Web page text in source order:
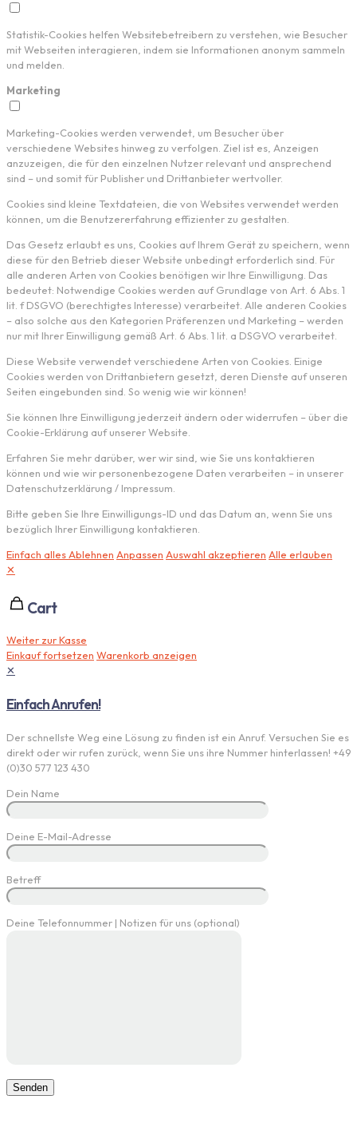
Statistik-Cookies helfen Websitebetreibern zu verstehen, wie Besucher
mit Webseiten interagieren, indem sie Informationen anonym sammeln
und melden.
Marketing
Marketing-Cookies werden verwendet, um Besucher über
verschiedene Websites hinweg zu verfolgen. Ziel ist es, Anzeigen
anzuzeigen, die für den einzelnen Nutzer relevant und ansprechend
sind – und somit für Publisher und Drittanbieter wertvoller.
Cookies sind kleine Textdateien, die von Websites verwendet werden
können, um die Benutzererfahrung effizienter zu gestalten.
Das Gesetz erlaubt es uns, Cookies auf Ihrem Gerät zu speichern, wenn
diese für den Betrieb dieser Website unbedingt erforderlich sind. Für
alle anderen Arten von Cookies benötigen wir Ihre Einwilligung. Das
bedeutet: Notwendige Cookies werden auf Grundlage von Art. 6 Abs. 1
lit. f DSGVO (berechtigtes Interesse) verarbeitet. Alle anderen Cookies
– also solche aus den Kategorien Präferenzen und Marketing – werden
nur mit Ihrer Einwilligung gemäß Art. 6 Abs. 1 lit. a DSGVO verarbeitet.
Diese Website verwendet verschiedene Arten von Cookies. Einige
Cookies werden von Drittanbietern gesetzt, deren Dienste auf unseren
Seiten eingebunden sind. So wenig wie wir können!
Sie können Ihre Einwilligung jederzeit ändern oder widerrufen – über die
Cookie-Erklärung auf unserer Website.
Erfahren Sie mehr darüber, wer wir sind, wie Sie uns kontaktieren
können und wie wir personenbezogene Daten verarbeiten – in unserer
Datenschutzerklärung / Impressum.
Bitte geben Sie Ihre Einwilligungs-ID und das Datum an, wenn Sie uns
bezüglich Ihrer Einwilligung kontaktieren.
Einfach alles Ablehnen Anpassen Auswahl akzeptieren Alle erlauben
✕
Cart
Weiter zur Kasse
Einkauf fortsetzen Warenkorb anzeigen
✕
Einfach Anrufen!
Der schnellste Weg eine Lösung zu finden ist ein Anruf. Versuchen Sie es
direkt oder wir rufen zurück, wenn Sie uns ihre Nummer hinterlassen! +49
(0)30 577 123 430
Dein Name
Deine E-Mail-Adresse
Betreff
Deine Telefonnummer | Notizen für uns (optional)